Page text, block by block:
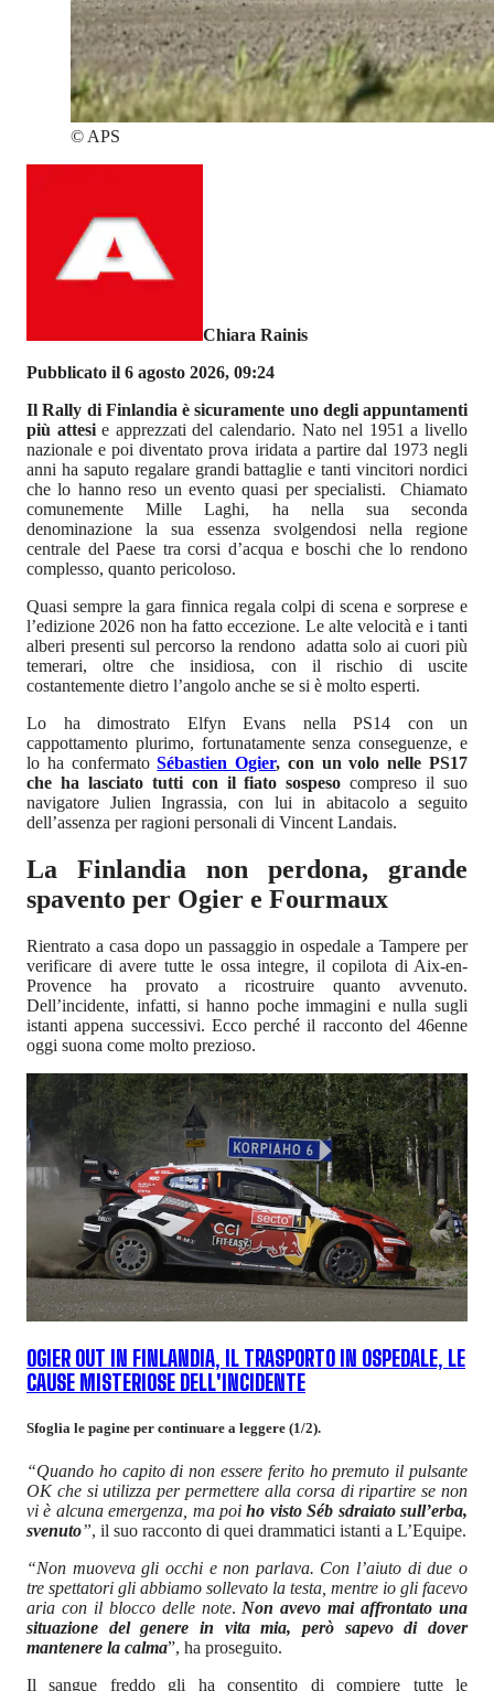
© APS
Chiara Rainis
Pubblicato il 6 agosto 2026, 09:24
Il Rally di Finlandia è sicuramente uno degli appuntamenti
più attesie apprezzati del calendario. Nato nel 1951 a livello
nazionale e poi diventato prova iridata a partire dal 1973 negli
anni ha saputo regalare grandi battaglie e tanti vincitori nordici
che lo hanno reso un evento quasi per specialisti. Chiamato
comunemente Mille Laghi, ha nella sua seconda
denominazione la sua essenza svolgendosi nella regione
centrale del Paese tra corsi d’acqua e boschi che lo rendono
complesso, quanto pericoloso.
Quasi sempre la gara finnica regala colpi di scena e sorprese e
l’edizione 2026 non ha fatto eccezione. Le alte velocità e i tanti
alberi presenti sul percorso la rendono adatta solo ai cuori più
temerari, oltre che insidiosa, con il rischio di uscite
costantemente dietro l’angolo anche se si è molto esperti.
Lo ha dimostrato Elfyn Evans nella PS14 con un
cappottamento plurimo, fortunatamente senza conseguenze, e
lo ha confermato Sébastien Ogier, con un volo nelle PS17
che ha lasciato tutti con il fiato sospesocompreso il suo
navigatore Julien Ingrassia, con lui in abitacolo a seguito
dell’assenza per ragioni personali di Vincent Landais.
La Finlandia non perdona, grande
spavento per Ogier e Fourmaux
Rientrato a casa dopo un passaggio in ospedale a Tampere per
verificare di avere tutte le ossa integre, il copilota di Aix-en-
Provence ha provato a ricostruire quanto avvenuto.
Dell’incidente, infatti, si hanno poche immagini e nulla sugli
istanti appena successivi. Ecco perché il racconto del 46enne
oggi suona come molto prezioso.
OGIER OUT IN FINLANDIA, IL TRASPORTO IN OSPEDALE, LE
CAUSE MISTERIOSE DELL'INCIDENTE
Sfoglia le pagine per continuare a leggere (1/2).
“Quando ho capito di non essere ferito ho premuto il pulsante
OK che si utilizza per permettere alla corsa di ripartire se non
vi è alcuna emergenza, ma poi ho visto Séb sdraiato sull’erba,
svenuto”, il suo racconto di quei drammatici istanti a L’Equipe.
“Non muoveva gli occhi e non parlava. Con l’aiuto di due o
tre spettatori gli abbiamo sollevato la testa, mentre io gli facevo
aria con il blocco delle note. Non avevo mai affrontato una
situazione del genere in vita mia, però sapevo di dover
mantenere la calma”, ha proseguito.
Il sangue freddo gli ha consentito di compiere tutte le